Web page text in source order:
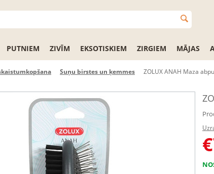
PUTNIEM ZIVĪM EKSOTISKIEM ZIRGIEM MĀJAS
Suņu birstes un ķemmes ZOLUX ANAH Maza
€